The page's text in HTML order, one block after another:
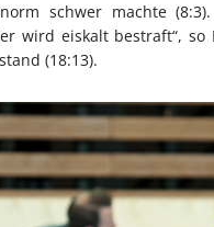
schwer machte
wird eiskalt bestraft“,
(18:13).